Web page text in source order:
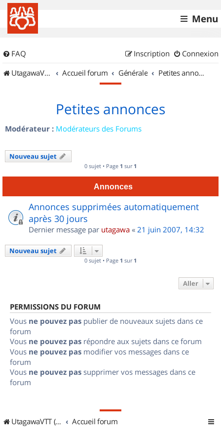
Menu
FAQ Connexion
Inscription
UtagawaVTT (Randos VTT et VTTAE avec traces GPS)
Accueil forum Générale Petites annonces
Petites annonces
Modérateur : Modérateurs des Forums
Nouveau sujet
0 sujet • Page 1 sur 1
Annonces
Annonces supprimées automatiquement
après 30 jours
Dernier message par utagawa « 21 juin 2007, 14:32
Nouveau sujet
0 sujet • Page 1 sur 1
Aller
PERMISSIONS DU FORUM
Vous ne pouvez pas publier de nouveaux sujets dans ce
forum
Vous ne pouvez pas répondre aux sujets dans ce forum
Vous ne pouvez pas modifier vos messages dans ce
forum
Vous ne pouvez pas supprimer vos messages dans ce
forum
UtagawaVTT (Randos VTT et VTTAE avec traces GPS) Accueil forum